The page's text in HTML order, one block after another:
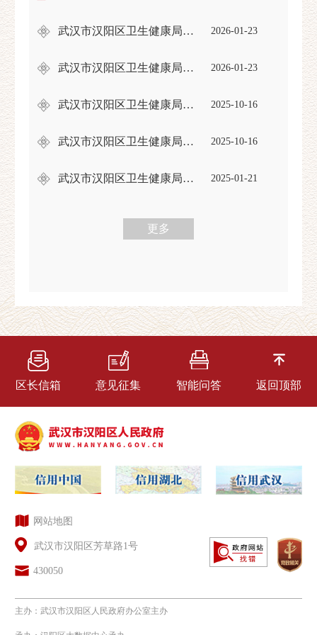
武汉市汉阳区卫生健康局（本级）2026年部门预算 2026-01-23
武汉市汉阳区卫生健康局（汇总）2026年部门预算 2026-01-23
武汉市汉阳区卫生健康局（本级）2024 年度部门决算20251016 2025-10-16
武汉市汉阳区卫生健康局（汇总）2024年度部门决算20251016 2025-10-16
武汉市汉阳区卫生健康局（本级）2025年预算信息公开 2025-01-21
更多
区长信箱 意见征集 智能问答 返回顶部
网站地图
武汉市汉阳区芳草路1号
430050
主办：武汉市汉阳区人民政府办公室主办